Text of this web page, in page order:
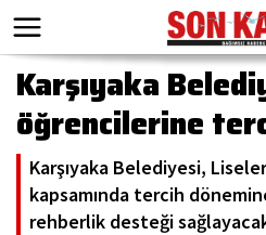
Karşıyaka
öğrencilerine
Karşıyaka Belediyesi,
kapsamında tercih
rehberlik desteği